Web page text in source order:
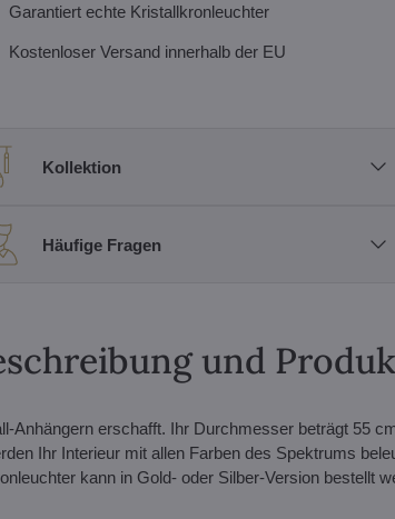
Garantiert echte Kristallkronleuchter
Kostenloser Versand innerhalb der EU
Kollektion
Häufige Fragen
und
Anhängern erschafft. Ihr Durchmesser beträgt 55
Ihr Interieur mit allen Farben des Spektrums
kann in Gold- oder Silber-Version bestellt